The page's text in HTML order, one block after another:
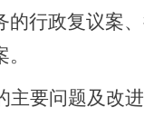
的行政复议案
主要问题及改